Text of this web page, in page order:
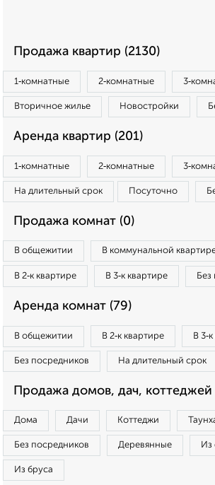
Продажа квартир (2130)
1‑комнатные 2‑комнатные
Вторичное жилье Новостройки
Аренда квартир (201)
1‑комнатные 2‑комнатные
На длительный срок Посуточно
Продажа комнат (0)
В общежитии В коммунальной
В 2‑к квартире В 3‑к квартире Без
Аренда комнат (79)
В общежитии В 2‑к квартире В
Без посредников На длительный срок
Продажа домов, дач, коттеджей
Дома Дачи Коттеджи
Без посредников Деревянные Из
Из бруса